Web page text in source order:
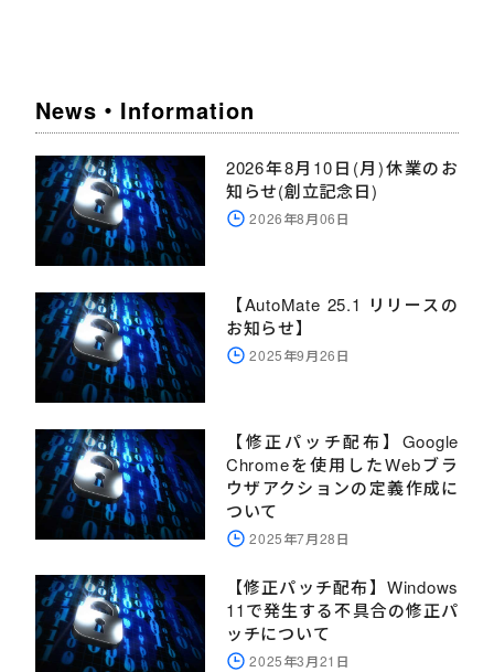
News・Information
2026年8月10日(月)休業のお
知らせ(創立記念日)
2026年8月06日
【AutoMate 25.1 リリースの
お知らせ】
2025年9月26日
【修正パッチ配布】Google
Chromeを使用したWebブラ
ウザアクションの定義作成に
ついて
2025年7月28日
【修正パッチ配布】Windows
11で発生する不具合の修正パ
ッチについて
2025年3月21日